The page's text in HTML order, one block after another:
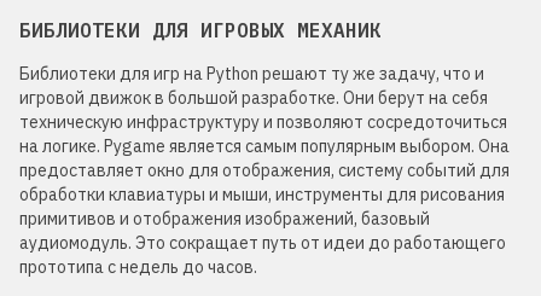
БИБЛИОТЕКИ ДЛЯ ИГРОВЫХ МЕХАНИК
Библиотеки для игр на Python решают ту же задачу, что и
игровой движок в большой разработке. Они берут на себя
техническую инфраструктуру и позволяют сосредоточиться
на логике. Pygame является самым популярным выбором. Она
предоставляет окно для отображения, систему событий для
обработки клавиатуры и мыши, инструменты для рисования
примитивов и отображения изображений, базовый
аудиомодуль. Это сокращает путь от идеи до работающего
прототипа с недель до часов.